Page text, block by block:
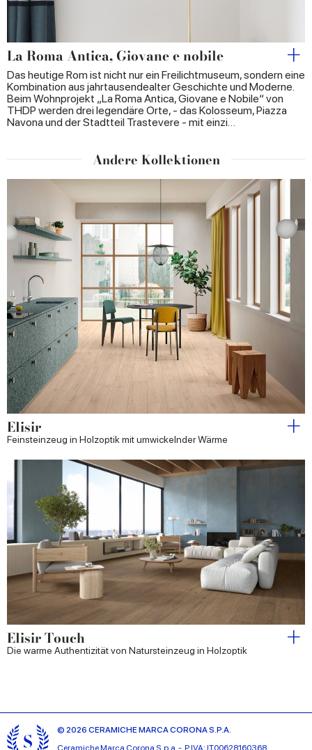
La Roma Antica, Giovane e nobile
Das heutige Rom ist nicht nur ein Freilichtmuseum, sondern eine
Kombination aus jahrtausendealter Geschichte und Moderne.
Beim Wohnprojekt „La Roma Antica, Giovane e Nobile“ von
THDP werden drei legendäre Orte, - das Kolosseum, Piazza
Navona und der Stadtteil Trastevere - mit einzi…
Andere Kollektionen
Elisir
Feinsteinzeug in Holzoptik mit umwickelnder Wärme
Elisir Touch
Die warme Authentizität von Natursteinzeug in Holzoptik
© 2026 CERAMICHE MARCA CORONA S.P.A.